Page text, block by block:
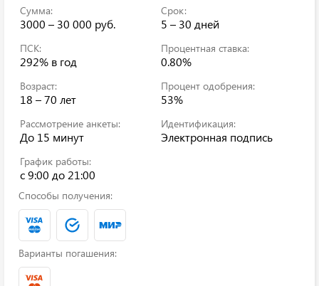
Сумма:
3000 – 30 000 руб.
Срок:
5 – 30 дней
ПСК:
292% в год
Процентная ставка:
0.80%
Возраст:
18 – 70 лет
Процент одобрения:
53%
Рассмотрение анкеты:
До 15 минут
Идентификация:
Электронная подпись
График работы:
c 9:00 до 21:00
Способы получения:
Варианты погашения: